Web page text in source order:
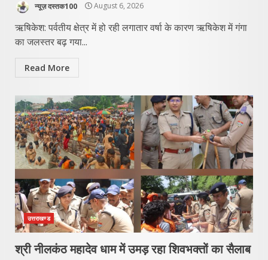
न्यूज़ दस्तक100 August 6, 2026
ऋषिकेश: पर्वतीय क्षेत्र में हो रही लगातार वर्षा के कारण ऋषिकेश में गंगा
का जलस्तर बढ़ गया...
Read More
उत्तराखण्ड
श्री नीलकंठ महादेव धाम में उमड़ रहा शिवभक्तों का सैलाब